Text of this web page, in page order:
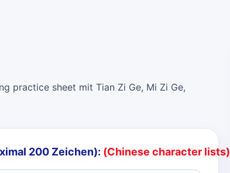
practice sheet mit Tian Zi Ge, Mi Zi Ge,
200 Zeichen): (Chinese character lists)